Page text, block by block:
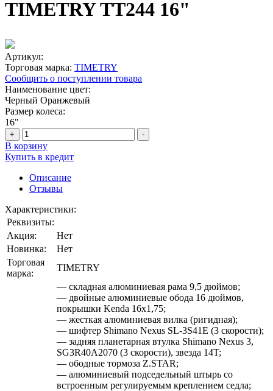
TIMETRY TT244 16"
Артикул:
Торговая марка: TIMETRY
Сообщить о поступлении товара
Наименование цвет:
Черный Оранжевый
Размер колеса:
16"
+ -
В корзину
Купить в кредит
Описание
Отзывы
Характеристики:
Реквизиты:
Акция:
Нет
Новинка:
Нет
Торговая
марка:
TIMETRY
— складная алюминиевая рама 9,5 дюймов;
— двойные алюминиевые обода 16 дюймов,
покрышки Kenda 16х1,75;
— жесткая алюминиевая вилка (ригидная);
— шифтер Shimano Nexus SL-3S41E (3 скорости);
— задняя планетарная втулка Shimano Nexus 3,
SG3R40A2070 (3 скорости), звезда 14T;
— ободные тормоза Z.STAR;
— алюминиевый подседельный штырь со
встроенным регулируемым креплением седла;